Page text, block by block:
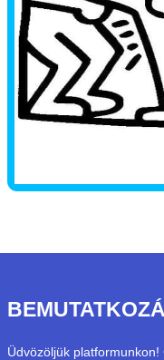
Üdvözöljük